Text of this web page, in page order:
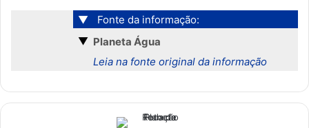
▼
Fonte da informação:
▼ Planeta Água
Leia na fonte original da informação